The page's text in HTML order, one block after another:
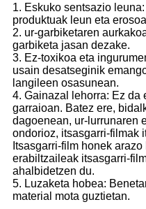
1. Eskuko sentsazio
produktuak leun eta
2. ur-garbiketaren
garbiketa jasan dezake.
3. Ez-toxikoa eta
usain desatseginik
langileen osasunean.
4. Gainazal lehorra: Ez da
garraioan. Batez ere,
dagoenean, ur-lurrunaren
ondorioz, itsasgarri-filmak
Itsasgarri-film honek
erabiltzaileak itsasgarri-
ahalbidetzen du.
5. Luzaketa hobea:
material mota guztietan.